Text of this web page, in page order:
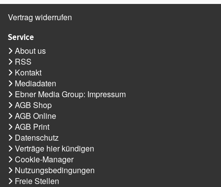
Vertrag widerrufen
Service
About us
RSS
Kontakt
Mediadaten
Ebner Media Group: Impressum
AGB Shop
AGB Online
AGB Print
Datenschutz
Verträge hier kündigen
Cookie-Manager
Nutzungsbedingungen
Freie Stellen